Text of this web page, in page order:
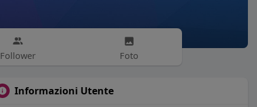
Follower Foto
Informazioni Utente